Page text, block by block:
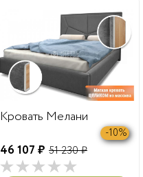
Кровать Мелани
46 107 ₽ 51 230 ₽
-10%